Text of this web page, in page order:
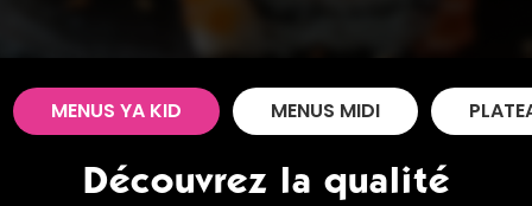
MENUS YA KID MENUS MIDI
Découvrez la qualité